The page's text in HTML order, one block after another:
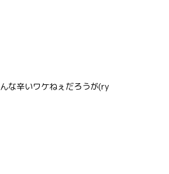
な辛いワケねぇだろうが(ry